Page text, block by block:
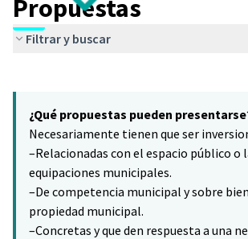
Propuestas
Filtrar y buscar
−
¿Qué propuestas pueden
Necesariamente tienen que ser
–Relacionadas con el espacio público o
equipaciones municipales.
–De competencia municipal y sobre
propiedad municipal.
–Concretas y que den respuesta a una